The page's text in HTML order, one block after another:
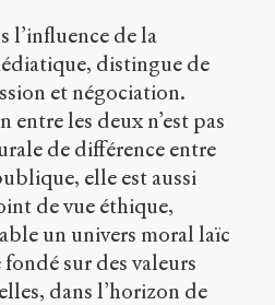
l’influence de la
distingue de
et négociation.
les deux n’est pas
de différence entre
elle est aussi
de vue éthique,
un univers moral laïc
sur des valeurs
dans l’horizon de